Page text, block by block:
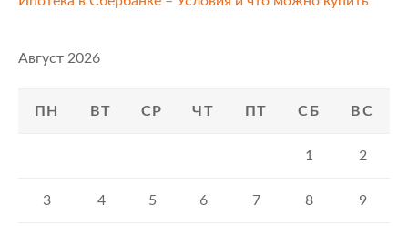
Август 2026
ПН ВТ СР ЧТ ПТ СБ ВС
1 2
3 4 5 6 7 8 9